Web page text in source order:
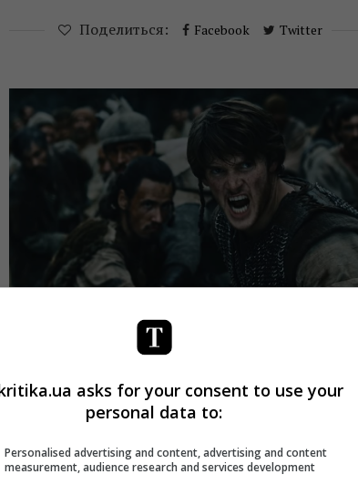
Поделиться: Facebook Twitter
European Film Market: «Захар
Беркут» поедет в Испанию
asks for your consent to use your
personal data to:
Personalised advertising and content, advertising and content
measurement, audience research and services development